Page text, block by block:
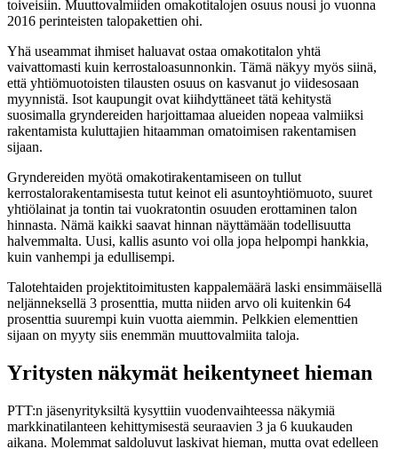
toiveisiin. Muuttovalmiiden omakotitalojen osuus nousi jo vuonna
2016 perinteisten talopakettien ohi.
Yhä useammat ihmiset haluavat ostaa omakotitalon yhtä
vaivattomasti kuin kerrostaloasunnonkin. Tämä näkyy myös siinä,
että yhtiömuotoisten tilausten osuus on kasvanut jo viidesosaan
myynnistä. Isot kaupungit ovat kiihdyttäneet tätä kehitystä
suosimalla gryndereiden harjoittamaa alueiden nopeaa valmiiksi
rakentamista kuluttajien hitaamman omatoimisen rakentamisen
sijaan.
Gryndereiden myötä omakotirakentamiseen on tullut
kerrostalorakentamisesta tutut keinot eli asuntoyhtiömuoto, suuret
yhtiölainat ja tontin tai vuokratontin osuuden erottaminen talon
hinnasta. Nämä kaikki saavat hinnan näyttämään todellisuutta
halvemmalta. Uusi, kallis asunto voi olla jopa helpompi hankkia,
kuin vanhempi ja edullisempi.
Talotehtaiden projektitoimitusten kappalemäärä laski ensimmäisellä
neljänneksellä 3 prosenttia, mutta niiden arvo oli kuitenkin 64
prosenttia suurempi kuin vuotta aiemmin. Pelkkien elementtien
sijaan on myyty siis enemmän muuttovalmiita taloja.
Yritysten näkymät heikentyneet hieman
PTT:n jäsenyrityksiltä kysyttiin vuodenvaihteessa näkymiä
markkinatilanteen kehittymisestä seuraavien 3 ja 6 kuukauden
aikana. Molemmat saldoluvut laskivat hieman, mutta ovat edelleen